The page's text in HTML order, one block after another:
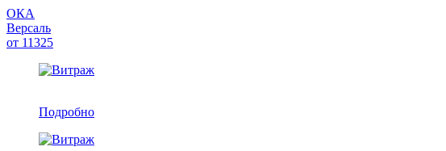
ОКА
Версаль
от 11325
Подробно